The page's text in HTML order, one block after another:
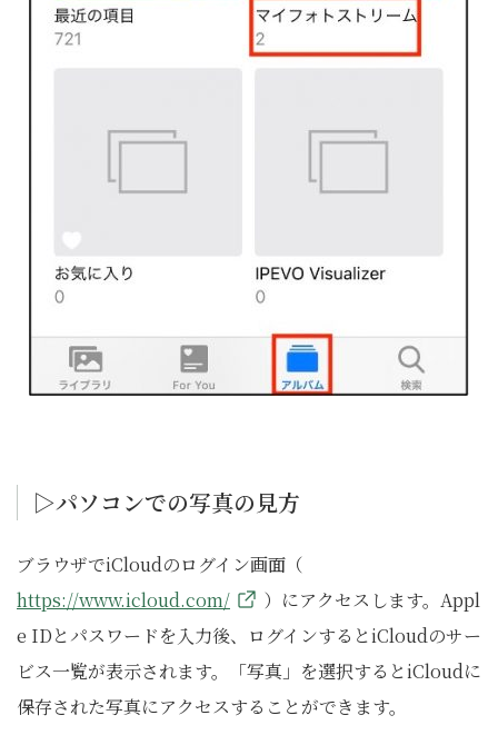
▷パソコンでの写真の見方
ブラウザでiCloudのログイン画面（
https://www.icloud.com/
）にアクセスします。Appl
e IDとパスワードを入力後、ログインするとiCloudのサー
ビス一覧が表示されます。「写真」を選択するとiCloudに
保存された写真にアクセスすることができます。